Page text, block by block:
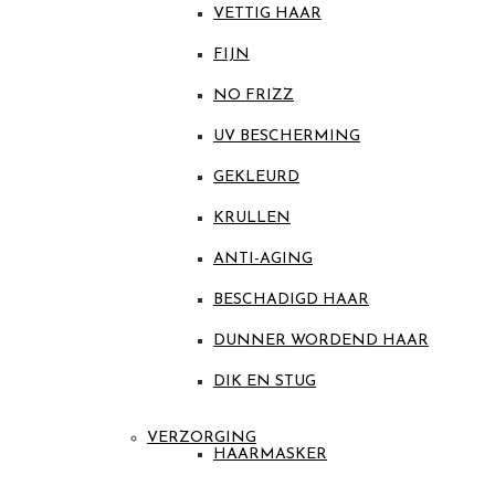
VETTIG HAAR
FIJN
NO FRIZZ
UV BESCHERMING
GEKLEURD
KRULLEN
ANTI-AGING
BESCHADIGD HAAR
DUNNER WORDEND HAAR
DIK EN STUG
VERZORGING
HAARMASKER